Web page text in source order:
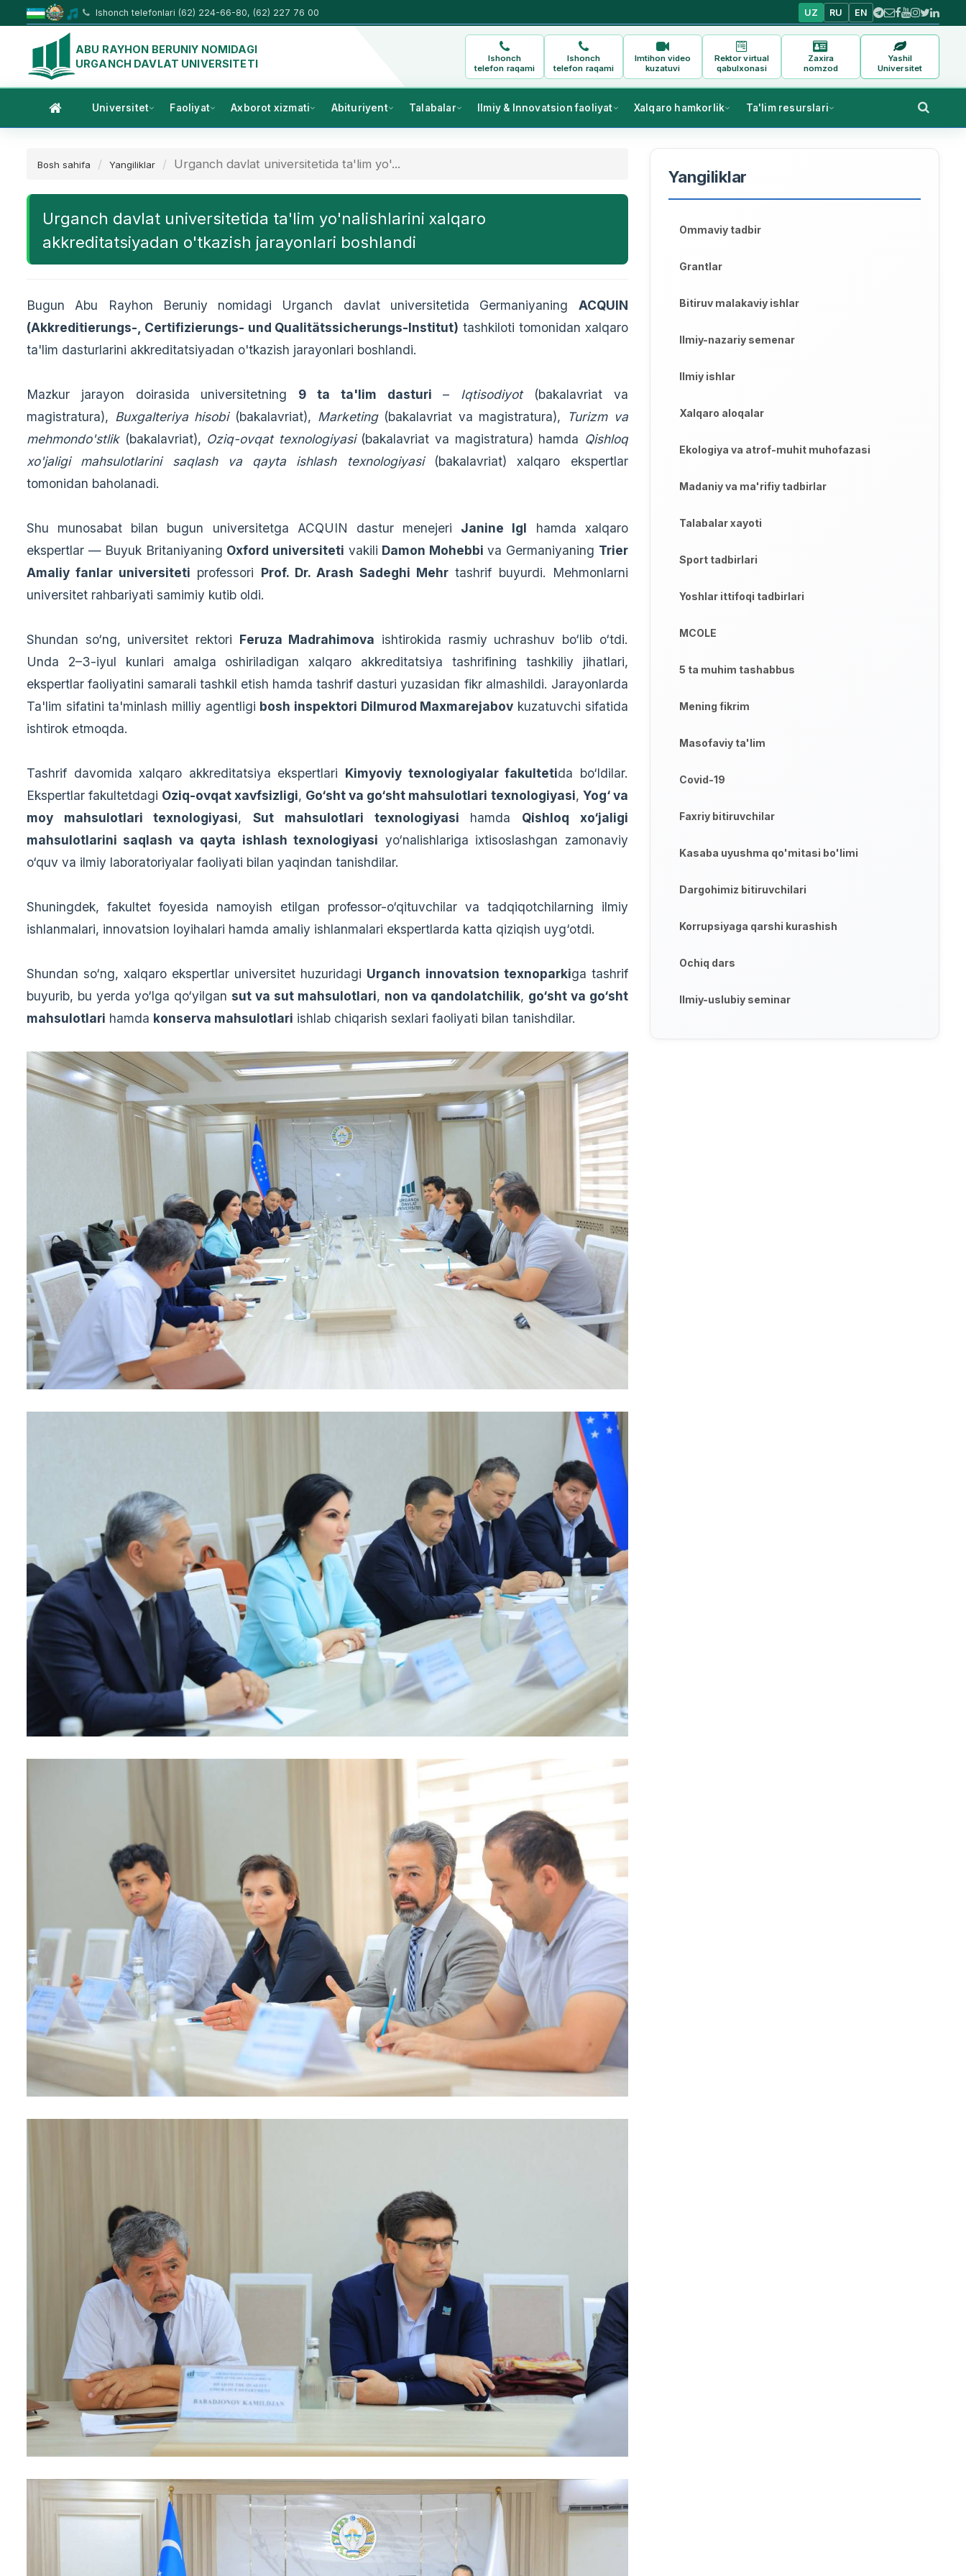
Ishonch telefonlari (62) 224-66-80, (62) 227 76 00 UZ RU EN
ABU RAYHON BERUNIY NOMIDAGI
URGANCH DAVLAT UNIVERSITETI
Ishonch
telefon raqami
Ishonch
telefon raqami
Imtihon video
kuzatuvi
Rektor virtual
qabulxonasi
Zaxira
nomzod
Yashil
Universitet
Universitet Faoliyat Axborot xizmati Abituriyent Talabalar Ilmiy & Innovatsion faoliyat Xalqaro hamkorlik Ta'lim resurslari
Bosh sahifa Yangiliklar Urganch davlat universitetida ta'lim yo'...
Urganch davlat universitetida ta'lim yo'nalishlarini xalqaro
akkreditatsiyadan o'tkazish jarayonlari boshlandi
Bugun Abu Rayhon Beruniy nomidagi Urganch davlat universitetida Germaniyaning ACQUIN
(Akkreditierungs-, Certifizierungs- und Qualitätssicherungs-Institut) tashkiloti tomonidan xalqaro
ta'lim dasturlarini akkreditatsiyadan o'tkazish jarayonlari boshlandi.
Mazkur jarayon doirasida universitetning 9 ta ta'lim dasturi – Iqtisodiyot(bakalavriat va
magistratura), Buxgalteriya hisobi(bakalavriat), Marketing(bakalavriat va magistratura),
Turizm va
mehmondo'stlik(bakalavriat), Oziq-ovqat texnologiyasi(bakalavriat va magistratura) hamda Qishloq
xo'jaligi mahsulotlarini saqlash va qayta ishlash texnologiyasi(bakalavriat) xalqaro ekspertlar
tomonidan baholanadi.
Shu munosabat bilan bugun universitetga ACQUIN dastur menejeri Janine Igl hamda xalqaro
ekspertlar — Buyuk Britaniyaning Oxford universiteti vakili Damon Mohebbi va Germaniyaning Trier
Amaliy fanlar universiteti professori Prof. Dr. Arash Sadeghi Mehr tashrif buyurdi. Mehmonlarni
universitet rahbariyati samimiy kutib oldi.
Shundan so‘ng, universitet rektori Feruza Madrahimova ishtirokida rasmiy uchrashuv bo‘lib o‘tdi.
Unda 2–3-iyul kunlari amalga oshiriladigan xalqaro akkreditatsiya tashrifining tashkiliy jihatlari,
ekspertlar faoliyatini samarali tashkil etish hamda tashrif dasturi yuzasidan fikr almashildi. Jarayonlarda
Ta'lim sifatini ta'minlash milliy agentligi bosh inspektori Dilmurod Maxmarejabov kuzatuvchi sifatida
ishtirok etmoqda.
Tashrif davomida xalqaro akkreditatsiya ekspertlari Kimyoviy texnologiyalar fakultetida bo‘ldilar.
Ekspertlar fakultetdagi Oziq-ovqat xavfsizligi, Go‘sht va go‘sht mahsulotlari texnologiyasi, Yog‘ va
moy mahsulotlari texnologiyasi,Sut mahsulotlari texnologiyasi hamda Qishloq xo‘jaligi
mahsulotlarini saqlash va qayta ishlash texnologiyasi yo‘nalishlariga ixtisoslashgan zamonaviy
o‘quv va ilmiy laboratoriyalar faoliyati bilan yaqindan tanishdilar.
Shuningdek, fakultet foyesida namoyish etilgan professor-o‘qituvchilar va tadqiqotchilarning ilmiy
ishlanmalari, innovatsion loyihalari hamda amaliy ishlanmalari ekspertlarda katta qiziqish uyg‘otdi.
Shundan so‘ng, xalqaro ekspertlar universitet huzuridagi Urganch innovatsion texnoparkiga tashrif
buyurib, bu yerda yo‘lga qo‘yilgan sut va sut mahsulotlari, non va qandolatchilik, go‘sht va go‘sht
mahsulotlari hamda konserva mahsulotlari ishlab chiqarish sexlari faoliyati bilan tanishdilar.
Yangiliklar
Ommaviy tadbir
Grantlar
Bitiruv malakaviy ishlar
Ilmiy-nazariy semenar
Ilmiy ishlar
Xalqaro aloqalar
Ekologiya va atrof-muhit muhofazasi
Madaniy va ma'rifiy tadbirlar
Talabalar xayoti
Sport tadbirlari
Yoshlar ittifoqi tadbirlari
MCOLE
5 ta muhim tashabbus
Mening fikrim
Masofaviy ta'lim
Covid-19
Faxriy bitiruvchilar
Kasaba uyushma qo'mitasi bo'limi
Dargohimiz bitiruvchilari
Korrupsiyaga qarshi kurashish
Ochiq dars
Ilmiy-uslubiy seminar